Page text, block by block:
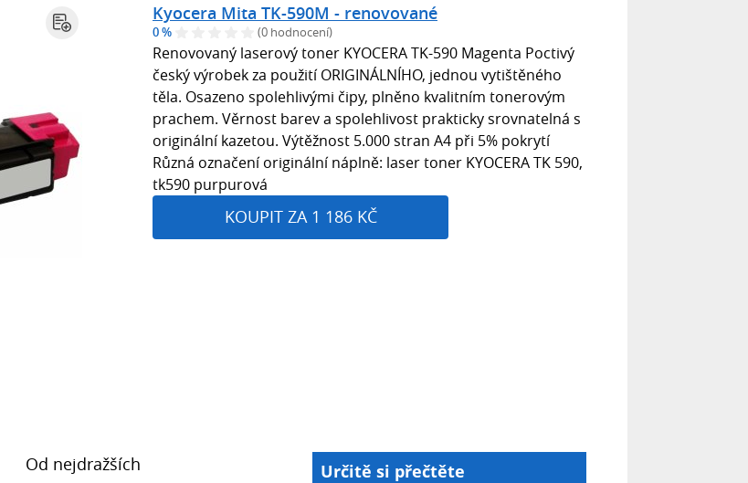
Kyocera Mita TK-590M - renovované
0 % (0 hodnocení)
Renovovaný laserový toner KYOCERA TK-590 Magenta Poctivý
český výrobek za použití ORIGINÁLNÍHO, jednou vytištěného
těla. Osazeno spolehlivými čipy, plněno kvalitním tonerovým
prachem. Věrnost barev a spolehlivost prakticky srovnatelná s
originální kazetou. Výtěžnost 5.000 stran A4 při 5% pokrytí
Různá označení originální náplně: laser toner KYOCERA TK 590,
tk590 purpurová
KOUPIT ZA 1 186 KČ
Od nejdražších Určitě si přečtěte